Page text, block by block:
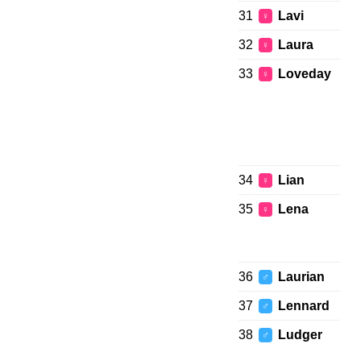
31 ♀ Lavi
32 ♀ Laura
33 ♀ Loveday
34 ♀ Lian
35 ♀ Lena
36 ♂ Laurian
37 ♂ Lennard
38 ♂ Ludger